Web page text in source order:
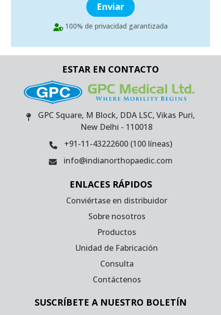
Enviar
100% de privacidad garantizada
ESTAR EN CONTACTO
GPC Square, M Block, DDA LSC, Vikas Puri,
New Delhi - 110018
+91-11-43222600 (100 líneas)
info@indianorthopaedic.com
ENLACES RÁPIDOS
Conviértase en distribuidor
Sobre nosotros
Productos
Unidad de Fabricación
Consulta
Contáctenos
SUSCRÍBETE A NUESTRO BOLETÍN